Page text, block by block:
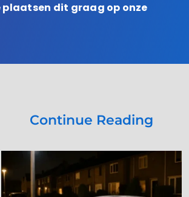
plaatsen dit graag op onze
Continue Reading